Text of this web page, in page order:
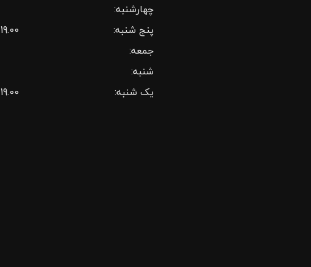
چهارشنبه:
پنج شنبه:
19.00 - 15.00
جمعه:
شنبه:
یک شنبه:
19.00 - 15.00